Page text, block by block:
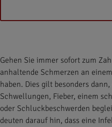
Gehen Sie immer sofort zum
anhaltende Schmerzen an
haben. Dies gilt besonders
Schwellungen, Fieber, einem
oder Schluckbeschwerden
deuten darauf hin, dass eine